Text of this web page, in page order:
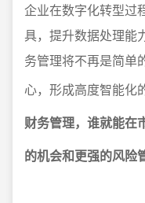
企业在数字化转型过
具，提升数据处理能
务管理将不再是简单
心，形成高度智能化
财务管理，谁就能在
的机会和更强的风险